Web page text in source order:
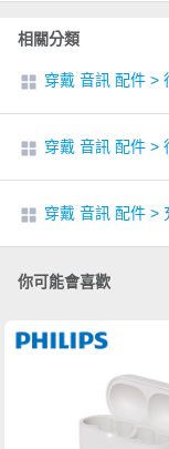
相關分類
穿戴 音訊 配件 >
穿戴 音訊 配件 >
穿戴 音訊 配件 >
你可能會喜歡